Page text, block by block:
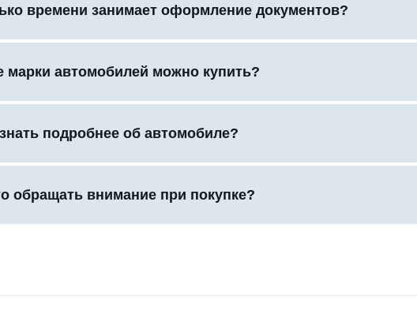
времени занимает оформление документов?
марки автомобилей можно купить?
подробнее об автомобиле?
обращать внимание при покупке?